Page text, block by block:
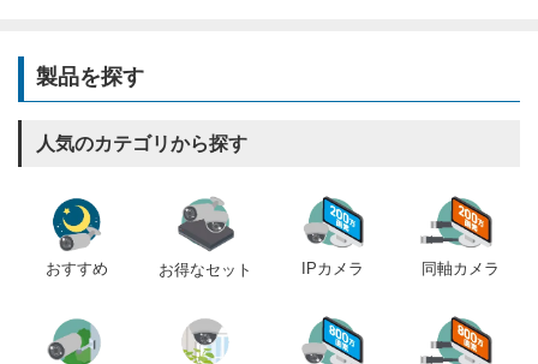
製品を探す
人気のカテゴリから探す
おすすめ お得なセット IPカメラ 同軸カメラ